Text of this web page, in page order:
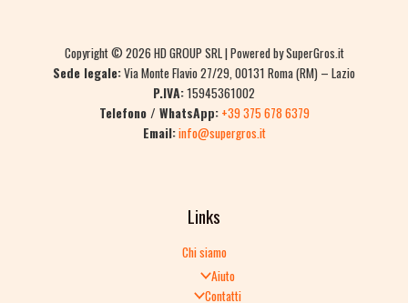
Copyright © 2026 HD GROUP SRL | Powered by SuperGros.it
Sede legale:Via Monte Flavio 27/29, 00131 Roma (RM) – Lazio
P.IVA:15945361002
Telefono / WhatsApp: +39 375 678 6379
Email:info@supergros.it
Links
Chi siamo
Aiuto
Contatti